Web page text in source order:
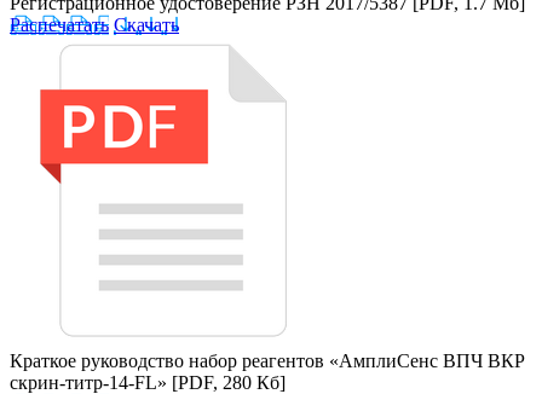
Распечатать Скачать
Краткое руководство набор реагентов «АмплиСенс ВПЧ ВКР
скрин-титр-14-FL» [PDF, 280 Кб]